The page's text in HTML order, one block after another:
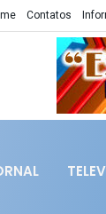
Contatos